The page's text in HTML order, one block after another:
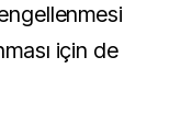
için de